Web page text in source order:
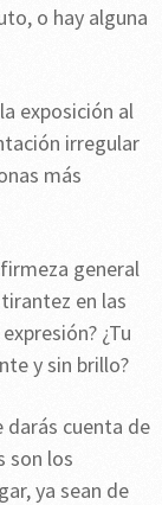
o hay alguna
exposición al
irregular
más
general
en las
¿Tu
y sin brillo?
darás cuenta de
son los
ya sean de